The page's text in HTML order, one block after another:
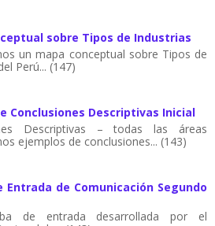
sobre Tipos de Industrias
un mapa conceptual sobre Tipos de
Perú... (147)
Conclusiones Descriptivas Inicial
Descriptivas – todas las áreas
ejemplos de conclusiones... (143)
Entrada de Comunicación Segundo
de entrada desarrollada por el